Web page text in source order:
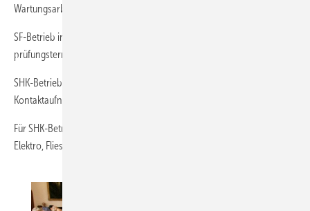
Wartungs­arbeiten
SF-Betrieb informiert den SHK-Betrieb über seine Mess- und Über­
prüfungstermine beim Kunden
SHK-Betrieb informiert den SF-Betrieb über neue Kunden zur
Kontaktaufnahme
Für SHK-Betrieb nichts Neues, diese Kooperationen gibt es bereits mit
Elektro, Fliesenleger, Stuckateur